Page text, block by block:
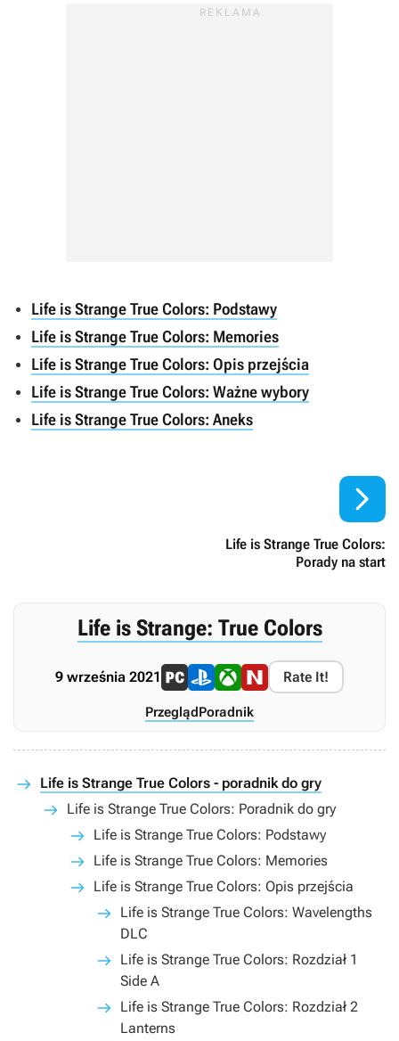
Life is Strange True Colors: Podstawy
Life is Strange True Colors: Memories
Life is Strange True Colors: Opis przejścia
Life is Strange True Colors: Ważne wybory
Life is Strange True Colors: Aneks
Life is Strange True Colors:
Porady na start

Life is Strange: True Colors
9 września 2021 Rate It!
PrzeglądPoradnik
Life is Strange True Colors - poradnik do gry
Life is Strange True Colors: Poradnik do gry
Life is Strange True Colors: Podstawy
Life is Strange True Colors: Memories
Life is Strange True Colors: Opis przejścia
Life is Strange True Colors: Wavelengths
DLC
Life is Strange True Colors: Rozdział 1
Side A
Life is Strange True Colors: Rozdział 2
Lanterns